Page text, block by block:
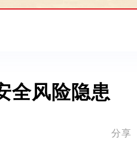
全风险隐患
分享